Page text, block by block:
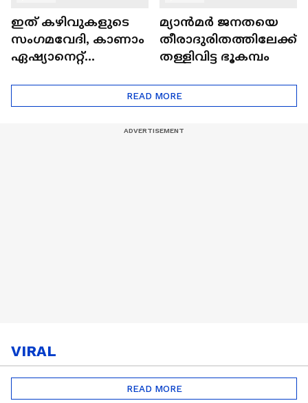
ഇത് കഴിവുകളുടെ
സംഗമവേദി, കാണാം
ഏഷ്യാനെറ്റ്
മ്യാൻമർ ജനതയെ
തീരാദുരിതത്തിലേക്ക്
തള്ളിവിട്ട ഭൂകമ്പം
READ MORE
VIRAL
READ MORE